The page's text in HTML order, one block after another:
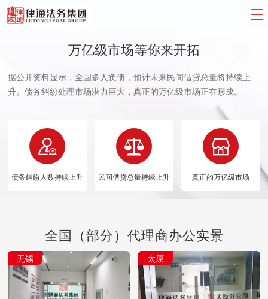
万亿级市场等你来开拓
据公开资料显示，全国多人负债，预计未来民间借贷总量将持续上
升。债务纠纷处理市场潜力巨大，真正的万亿级市场正在形成。

债务纠纷人数持续上升

民间借贷总量持续上升

真正的万亿级市场
全国（部分）代理商办公实景
无锡 太原